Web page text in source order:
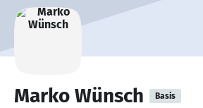
Marko Wünsch Basis